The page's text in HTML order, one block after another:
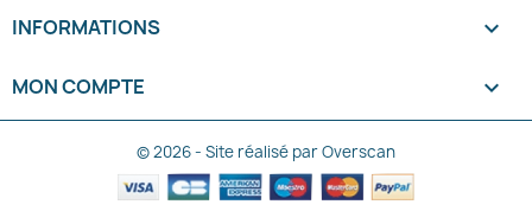
INFORMATIONS 
MON COMPTE 
© 2026 - Site réalisé par Overscan